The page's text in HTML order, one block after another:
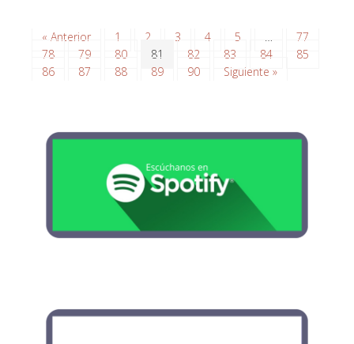
« Anterior 1 2 3 4 5 …
77
78
79 80 81 82 83 84
85
86
87 88 89 90 Siguiente »